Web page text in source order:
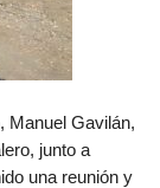
Manuel Gavilán,
junto a
una reunión y